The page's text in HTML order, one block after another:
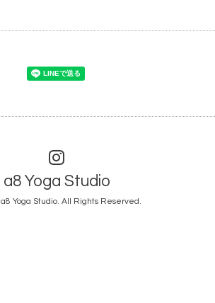
a8 Yoga Studio
a8 Yoga Studio. All Rights Reserved.